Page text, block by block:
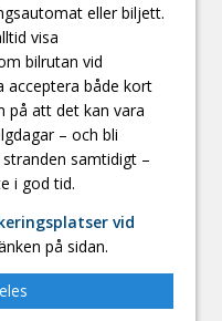
eller biljett.
visa
bilrutan vid
acceptera både kort
på att det kan vara
– och bli
samtidigt –
i god tid.
vid
på sidan.